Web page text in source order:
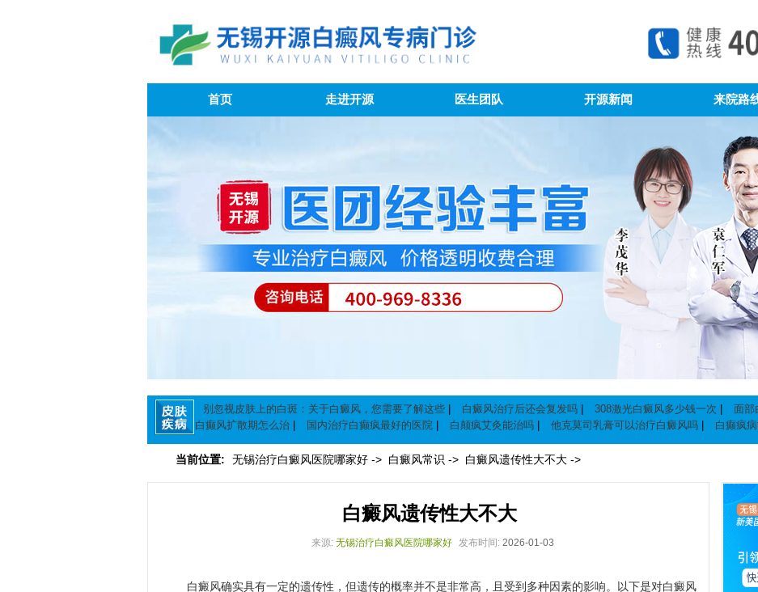
首页 走进开源 医生团队 开源新闻 来院路
别忽视皮肤上的白斑：关于白癜风，您需要了解这些 白癜风治疗后还会复发吗 308激光白癜风多少钱一次 面部
白癫风扩散期怎么治
国内治疗白癫疯最好的医院 白颠疯艾灸能治吗 他克莫司乳膏可以治疗白癜风吗 白癫疯
么控| 他克莫司软膏能治疗白癜风| 白颠疯病能治愈|
当前位置: 无锡治疗白癜风医院哪家好 -> 白癜风常识 -> 白癜风遗传性大不大 ->
白癜风遗传性大不大
来源: 无锡治疗白癜风医院哪家好 发布时间: 2026-01-03
白癜风确实具有一定的遗传性，但遗传的概率并不是非常高，且受到多种因素的影响。以下是对白癜风